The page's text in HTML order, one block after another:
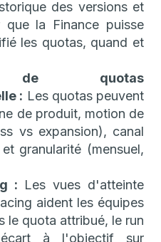
des versions et
la Finance puisse
les quotas, quand et
de quotas
: Les quotas peuvent
de produit, motion de
vs expansion), canal
granularité (mensuel,
: Les vues d'atteinte
aident les équipes
le quota attribué, le run
à l'objectif sur